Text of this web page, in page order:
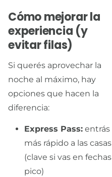
Cómo mejorar la
experiencia (y
evitar filas)
Si querés aprovechar la
noche al máximo, hay
opciones que hacen la
diferencia:
Express Pass: entrás
más rápido a las casas
(clave si vas en fechas
pico)